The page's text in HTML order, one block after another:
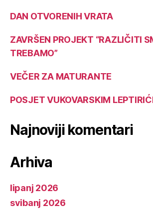
DAN OTVORENIH VRATA
ZAVRŠEN PROJEKT “RAZLIČITI
TREBAMO”
VEČER ZA MATURANTE
POSJET VUKOVARSKIM
Najnoviji komentari
Arhiva
lipanj 2026
svibanj 2026